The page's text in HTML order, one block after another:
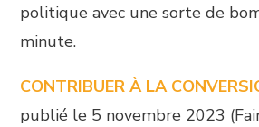
politique avec une sorte de
minute.
CONTRIBUER À LA
publié le 5 novembre 2023